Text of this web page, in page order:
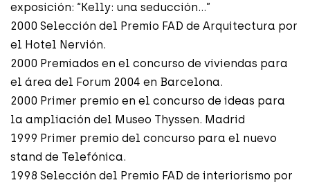
exposición: “Kelly: una seducción…”
2000 Selección del Premio FAD de Arquitectura por
el Hotel Nervión.
2000 Premiados en el concurso de viviendas para
el área del Forum 2004 en Barcelona.
2000 Primer premio en el concurso de ideas para
la ampliación del Museo Thyssen. Madrid
1999 Primer premio del concurso para el nuevo
stand de Telefónica.
1998 Selección del Premio FAD de interiorismo por